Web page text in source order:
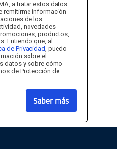
a tratar estos datos
remitirme información
de los
novedades
productos,
Entiendo que, al
de Privacidad, puedo
sobre el
datos y sobre cómo
de Protección de
Saber más